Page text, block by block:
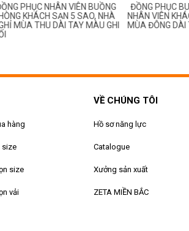
PHỤC NHÂN VIÊN BUỒNG
KHÁCH SẠN 5 SAO, NHÀ
MÙA THU DÀI TAY MÀU GHI
ĐỒNG PHỤC
NHÂN VIÊN
MÙA ĐÔNG DÀI
hàng
size
size
vải
VỀ CHÚNG TÔI
Hồ sơ năng lực
Catalogue
Xưởng sản xuất
ZETA MIỀN BẮC